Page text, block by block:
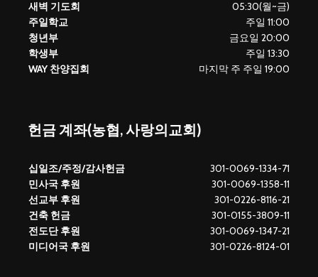
새벽 기도회
05:30(월~금)
주일학교
주일 11:00
청년부
금요일 20:00
학생부
주일 13:30
WAY 찬양집회
마지막 주 주일 19:00
헌금 계좌(농협, 사랑의교회)
십일조/주정/감사헌금
301-0069-1334-71
민사국 후원
301-0069-1358-11
선교부 후원
301-0226-8116-21
건축 헌금
301-0155-3809-11
전도단 후원
301-0069-1347-21
미디어국 후원
301-0226-8124-01